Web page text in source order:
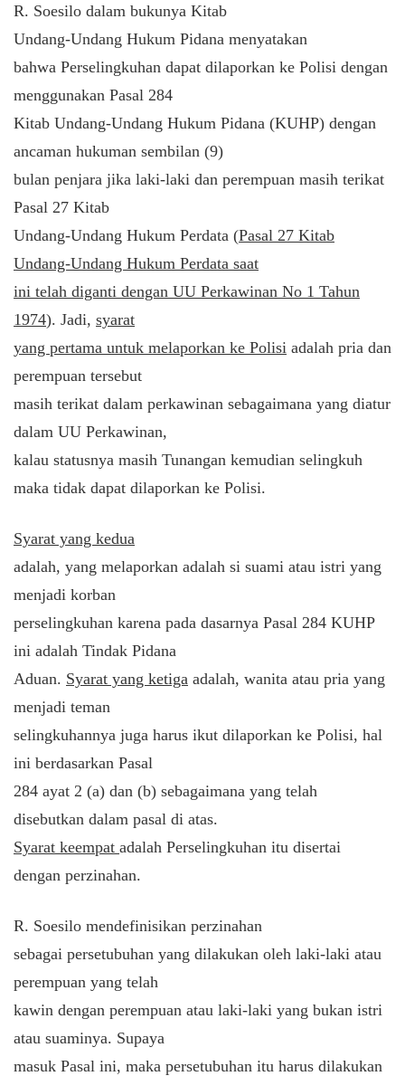
R. Soesilo dalam bukunya Kitab
Undang-Undang Hukum Pidana menyatakan
bahwa Perselingkuhan dapat dilaporkan ke Polisi dengan
menggunakan Pasal 284
Kitab Undang-Undang Hukum Pidana (KUHP) dengan
ancaman hukuman sembilan (9)
bulan penjara jika laki-laki dan perempuan masih terikat
Pasal 27 Kitab
Undang-Undang Hukum Perdata (Pasal 27 Kitab
Undang-Undang Hukum Perdata saat
ini telah diganti dengan UU Perkawinan No 1 Tahun
1974). Jadi, syarat
yang pertama untuk melaporkan ke Polisi adalah pria dan
perempuan tersebut
masih terikat dalam perkawinan sebagaimana yang diatur
dalam UU Perkawinan,
kalau statusnya masih Tunangan kemudian selingkuh
maka tidak dapat dilaporkan ke Polisi.
Syarat yang kedua
adalah, yang melaporkan adalah si suami atau istri yang
menjadi korban
perselingkuhan karena pada dasarnya Pasal 284 KUHP
ini adalah Tindak Pidana
Aduan. Syarat yang ketiga adalah, wanita atau pria yang
menjadi teman
selingkuhannya juga harus ikut dilaporkan ke Polisi, hal
ini berdasarkan Pasal
284 ayat 2 (a) dan (b) sebagaimana yang telah
disebutkan dalam pasal di atas.
Syarat keempat adalah Perselingkuhan itu disertai
dengan perzinahan.
R. Soesilo mendefinisikan perzinahan
sebagai persetubuhan yang dilakukan oleh laki-laki atau
perempuan yang telah
kawin dengan perempuan atau laki-laki yang bukan istri
atau suaminya. Supaya
masuk Pasal ini, maka persetubuhan itu harus dilakukan